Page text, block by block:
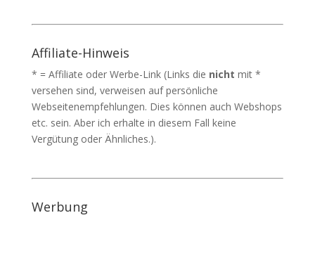
Affiliate-Hinweis
* = Affiliate oder Werbe-Link (Links die nicht mit *
versehen sind, verweisen auf persönliche
Webseitenempfehlungen. Dies können auch Webshops
etc. sein. Aber ich erhalte in diesem Fall keine
Vergütung oder Ähnliches.).
Werbung